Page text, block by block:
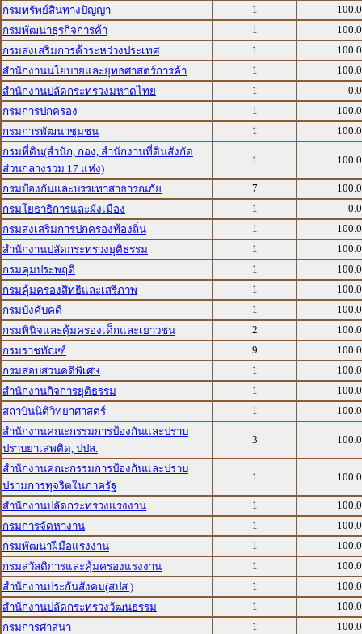
กรมทรัพย์สินทางปัญญา
1
กรมพัฒนาธุรกิจการค้า
1
กรมส่งเสริมการค้าระหว่างประเทศ
1
สำนักงานนโยบายและยุทธศาสตร์การค้า
1
สำนักงานปลัดกระทรวงมหาดไทย
1
กรมการปกครอง
1
กรมการพัฒนาชุมชน
1
กรมที่ดิน(สำนัก, กอง, สำนักงานที่ดินสังกัด
ส่วนกลางรวม 17 แห่ง)
1
กรมป้องกันและบรรเทาสาธารณภัย 7
กรมโยธาธิการและผังเมือง
1
กรมส่งเสริมการปกครองท้องถิ่น
1
สำนักงานปลัดกระทรวงยุติธรรม
1
กรมคุมประพฤติ
1
กรมคุ้มครองสิทธิและเสรีภาพ
1
กรมบังคับคดี
1
กรมพินิจและคุ้มครองเด็กและเยาวชน
2
กรมราชทัณฑ์
9
กรมสอบสวนคดีพิเศษ
1
สำนักงานกิจการยุติธรรม
1
สถาบันนิติวิทยาศาสตร์
1
สำนักงานคณะกรรมการป้องกันและปราบ
ปราบยาเสพติด, ปปส.
3
สำนักงานคณะกรรมการป้องกันและปราบ
ปรามการทุจริตในภาครัฐ
1
สำนักงานปลัดกระทรวงแรงงาน 1
กรมการจัดหางาน
1
กรมพัฒนาฝีมือแรงงาน
1
กรมสวัสดิการและคุ้มครองแรงงาน
1
สำนักงานประกันสังคม(สปส.)
1
สำนักงานปลัดกระทรวงวัฒนธรรม
1
กรมการศาสนา
1